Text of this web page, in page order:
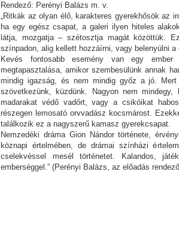
Rendező: Perényi Balázs m. v.
„Ritkák az olyan élő, karakteres gyerekhősök az
ha egy egész csapat, a galeri ilyen hiteles
látja, mozgatja – szétosztja magát közöttük.
színpadon, alig kellett hozzáírni, vagy belenyúlni a
Kevés fontosabb esemény van egy ember
megtapasztalása, amikor szembesülünk annak
mindig igazság, és nem mindig győz a jó.
szövetkezünk, küzdünk. Nagyon nem
madarakat védő vadőrt, vagy a csikóikat
részegen lemosató orvvadász kocsmárost.
találkozik ez a nagyszerű kamasz gyerekcsapat.
Nemzedéki dráma Gion Nándor története,
köznapi értelmében, de drámai színházi
cselekvéssel mesél történetet. Kalandos,
emberséggel.” (Perényi Balázs, az előadás